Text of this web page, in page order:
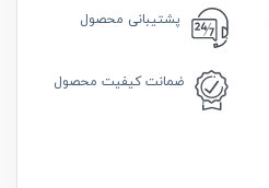
پشتیبانی محصول
ضمانت کیفیت محصول